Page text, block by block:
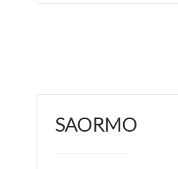
SAORMO